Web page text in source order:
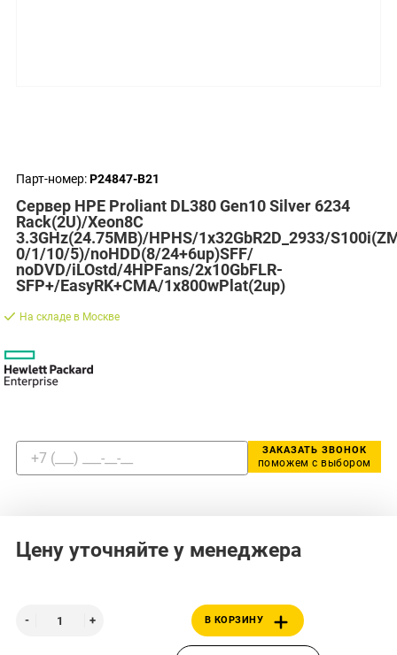
Парт-номер:P24847-B21
Сервер HPE Proliant DL380 Gen10 Silver 6234
Rack(2U)/Xeon8C
3.3GHz(24.75MB)/HPHS/1x32GbR2D_2933/
0/1/10/5)/noHDD(8/24+6up)SFF/
noDVD/iLOstd/4HPFans/2x10GbFLR-
SFP+/EasyRK+CMA/1x800wPlat(2up)
На складе в Москве
ЗАКАЗАТЬ ЗВОНОК
поможем с выбором
Цену уточняйте у менеджера
В КОРЗИНУ